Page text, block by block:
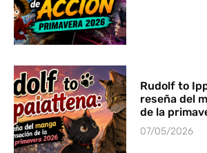
Rudolf to
reseña del
de la
07/05/2026